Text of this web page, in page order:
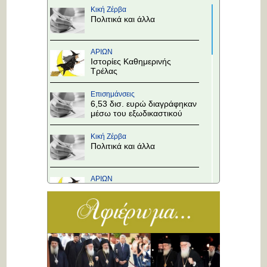
Κική Ζέρβα
Πολιτικά και άλλα
ΑΡΙΩΝ
Ιστορίες Καθημερινής
Τρέλας
Επισημάνσεις
6,53 δισ. ευρώ διαγράφηκαν
μέσω του εξωδικαστικού
Κική Ζέρβα
Πολιτικά και άλλα
ΑΡΙΩΝ
Τρέλας
Επισημάνσεις
στους κόμβους!
Κική Ζέρβα